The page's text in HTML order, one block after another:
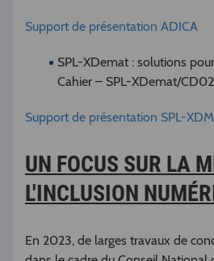
Support de présentation ADICA
SPL-XDemat : solutions
Cahier – SPL-XDemat/CD02
Support de présentation SPL-
UN FOCUS SUR LA
L'INCLUSION
En 2023, de larges travaux de